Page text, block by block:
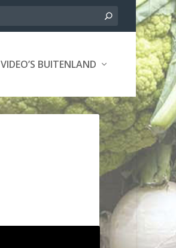
VIDEO’S BUITENLAND